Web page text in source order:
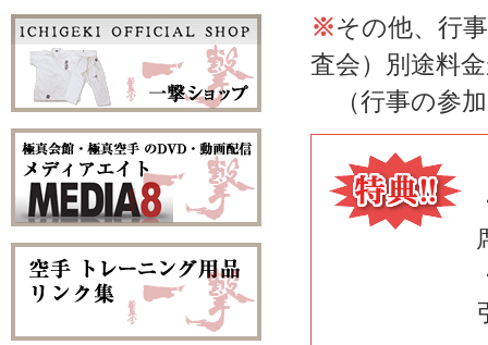
※その他、行
査会）別途料
（行事の参